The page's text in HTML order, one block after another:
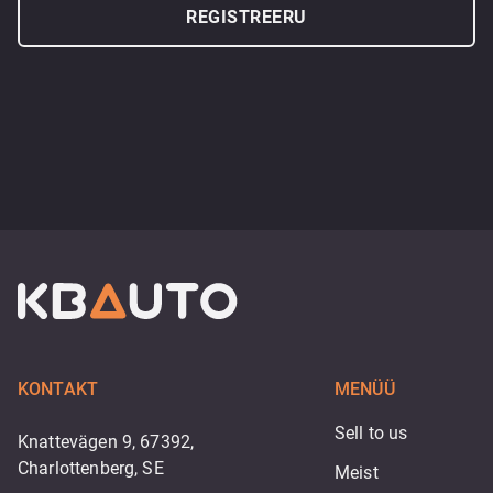
REGISTREERU
KONTAKT
Knattevägen 9, 67392,
Charlottenberg, SE
MENÜÜ
Sell to us
Meist